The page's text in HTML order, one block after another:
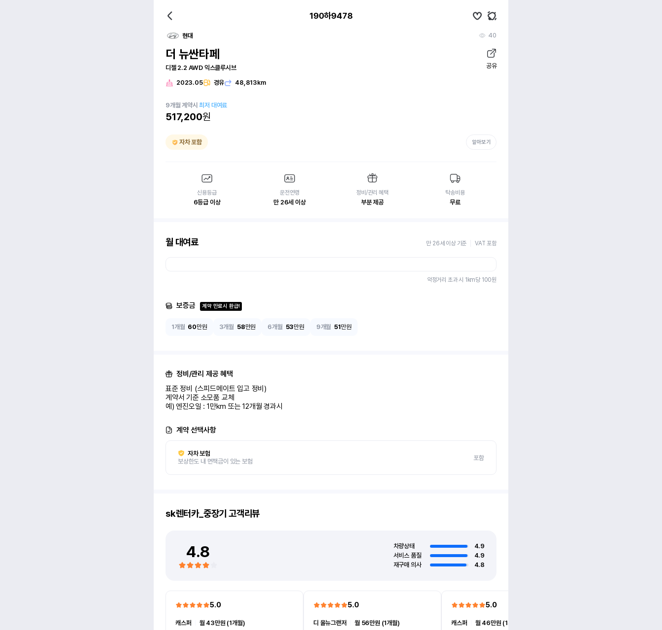
190하9478
현대 40
더 뉴싼타페
디젤 2.2 AWD 익스클루시브 공유
2023.05 경유 48,813km
9개월 계약시최저 대여료
517,200원
자차 포함 알아보기
신용등급
6등급 이상
운전연령
만 26세 이상
정비/관리 혜택
부분 제공
탁송비용
무료
월 대여료 만 26세 이상 기준 VAT 포함
약정거리 초과 시 1km당 100원
보증금 계약 만료시 환급!
1개월 60만원 3개월 58만원 6개월 53만원 9개월 51만원
정비/관리 제공 혜택
표준 정비 (스피드메이트 입고 정비)
계약서 기준 소모품 교체
예) 엔진오일 : 1만km 또는 12개월 경과시
계약 선택사항
자차 보험
보상한도 내 면책금이 있는 보험
포함
sk렌터카_중장기 고객리뷰
4.8 차량상태
4.9
서비스 품질
4.9
재구매 의사
4.8
5.0
캐스퍼
월 43만원 (1개월)
5.0
디 올뉴그랜저 ㅣ월 56만원 (1개월)
5.0
캐스퍼
월 46만원 (1개월)